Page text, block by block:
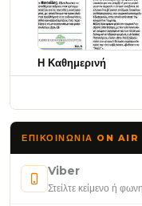
Η Καθημερινή
ΕΠΙΚΟΙΝΩΝΊΑ ON AIR
Viber
Στείλτε κείμενο ή